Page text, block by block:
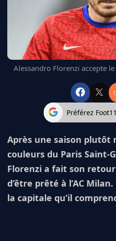
MANCHESTER UNITED
CHELSEA
ARSENAL
BAYERN
L'AVIS DE LA RÉDAC'
Alessandro Florenzi accepte
Préférez
Après une saison plutôt
couleurs du Paris Saint-
Florenzi a fait son
d’être prêté à l’AC
la capitale qu’il